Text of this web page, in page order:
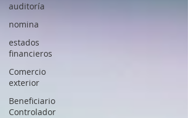
auditoría
nomina
estados
financieros
Comercio
exterior
Beneficiario
Controlador